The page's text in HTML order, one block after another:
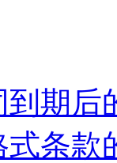
期后
式条款